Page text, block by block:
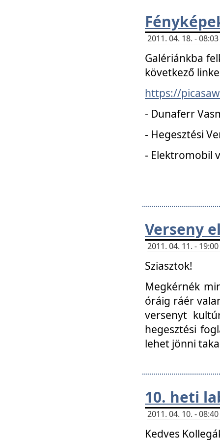
2011. 04. 18. -
Galériánkba
következő
https://
- Dunaferr
- Hegesztési
- Elektromobil
Verseny
2011. 04. 11. -
Sziasztok!
Megkérnék
óráig ráér
versenyt
hegesztési
lehet jönni
10. heti
2011. 04. 10. -
Kedves